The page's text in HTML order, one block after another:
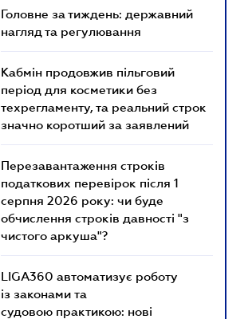
Головне за тиждень: державний
нагляд та регулювання
Кабмін продовжив пільговий
період для косметики без
техрегламенту, та реальний строк
значно коротший за заявлений
Перезавантаження строків
податкових перевірок після 1
серпня 2026 року: чи буде
обчислення строків давності "з
чистого аркуша"?
LIGA360 автоматизує роботу
із законами та
судовою практикою: нові